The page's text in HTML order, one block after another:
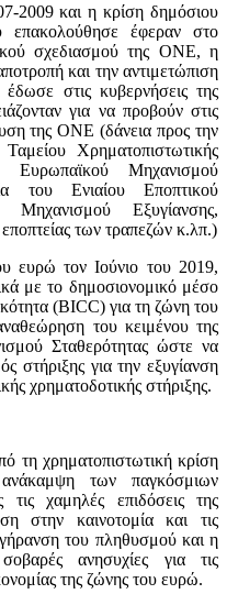
2009 και η κρίση δημόσιου
έφεραν στο
σχεδιασμού της ΟΝΕ, η
και την αντιμετώπιση
στις κυβερνήσεις της
για να προβούν στις
της ΟΝΕ (δάνεια προς την
Χρηματοπιστωτικής
Ευρωπαϊκού Μηχανισμού
του Ενιαίου Εποπτικού
Εξυγίανσης,
των τραπεζών κ.λπ.)
ευρώ τον Ιούνιο του 2019,
με το δημοσιονομικό μέσο
(BICC) για τη ζώνη του
του κειμένου της
Σταθερότητας ώστε να
στήριξης για την εξυγίανση
χρηματοδοτικής στήριξης.
τη χρηματοπιστωτική κρίση
των παγκόσμιων
τις χαμηλές επιδόσεις της
στην καινοτομία και τις
του πληθυσμού και η
ανησυχίες για τις
της ζώνης του ευρώ.